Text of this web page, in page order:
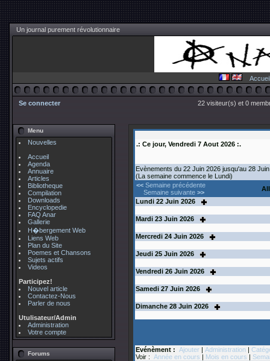
Un journal purement révolutionnaire
Accueil
Se connecter 22 visiteur(s) et 0
Menu
Nouvelles
Accueil
Agenda
Annuaire
Articles
Bibliotheque
Compilation
Downloads
Encyclopedie
FAQ Anar
Gallerie
H�bergement Web
Liens Web
Plan du Site
Poemes et Chansons
Sujets actifs
Videos
Participez!
Nouvel article
Contactez-Nous
Parler de nous
Utulisateur/Admin
Administration
Votre compte
Forums
.: Ce jour, Vendredi 7 Aout 2026 :.
Evènements du 22 Juin 2026 jusqu'au 28
(La semaine commence le Lundi)
<< Semaine précédente
Semaine suivante >>
Lundi 22 Juin 2026
Mardi 23 Juin 2026
Mercredi 24 Juin 2026
Jeudi 25 Juin 2026
Vendredi 26 Juin 2026
Samedi 27 Juin 2026
Dimanche 28 Juin 2026
Evénèment : Ajouter | Administration |
Voir : Année en cours | Mois en cours |